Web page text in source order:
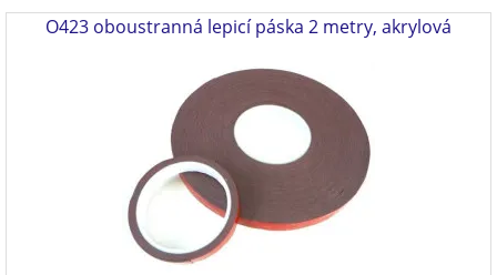
O423 oboustranná lepicí páska 2 metry, akrylová